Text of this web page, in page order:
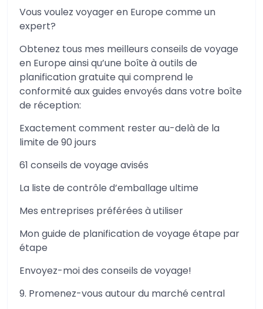
Vous voulez voyager en Europe comme un
expert?
Obtenez tous mes meilleurs conseils de voyage
en Europe ainsi qu’une boîte à outils de
planification gratuite qui comprend le
conformité aux guides envoyés dans votre boîte
de réception:
Exactement comment rester au-delà de la
limite de 90 jours
61 conseils de voyage avisés
La liste de contrôle d’emballage ultime
Mes entreprises préférées à utiliser
Mon guide de planification de voyage étape par
étape
Envoyez-moi des conseils de voyage!
9. Promenez-vous autour du marché central